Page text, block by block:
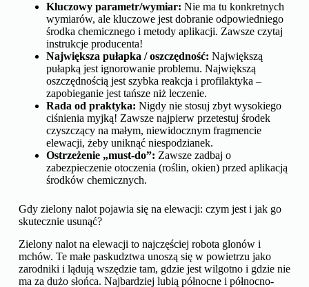
Kluczowy parametr/wymiar: Nie ma tu konkretnych
wymiarów, ale kluczowe jest dobranie odpowiedniego
środka chemicznego i metody aplikacji. Zawsze czytaj
instrukcje producenta!
Największa pułapka / oszczędność: Największą
pułapką jest ignorowanie problemu. Największą
oszczędnością jest szybka reakcja i profilaktyka –
zapobieganie jest tańsze niż leczenie.
Rada od praktyka: Nigdy nie stosuj zbyt wysokiego
ciśnienia myjką! Zawsze najpierw przetestuj środek
czyszczący na małym, niewidocznym fragmencie
elewacji, żeby uniknąć niespodzianek.
Ostrzeżenie „must-do”: Zawsze zadbaj o
zabezpieczenie otoczenia (roślin, okien) przed aplikacją
środków chemicznych.
Gdy zielony nalot pojawia się na elewacji: czym jest i jak go
skutecznie usunąć?
Zielony nalot na elewacji to najczęściej robota glonów i
mchów. Te małe paskudztwa unoszą się w powietrzu jako
zarodniki i lądują wszędzie tam, gdzie jest wilgotno i gdzie nie
ma za dużo słońca. Najbardziej lubią północne i północno-